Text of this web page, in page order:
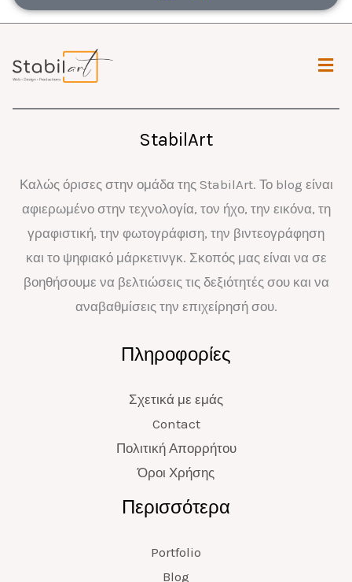
StabilArt
Καλώς όρισες στην ομάδα της StabilArt. Το blog είναι
αφιερωμένο στην τεχνολογία, τον ήχο, την εικόνα, τη
γραφιστική, την φωτογράφιση, την βιντεογράφηση
και το ψηφιακό μάρκετινγκ. Σκοπός μας είναι να σε
βοηθήσουμε να βελτιώσεις τις δεξιότητές σου και να
αναβαθμίσεις την επιχείρησή σου.
Πληροφορίες
Σχετικά με εμάς
Contact
Πολιτική Απορρήτου
Όροι Χρήσης
Περισσότερα
Portfolio
Blog